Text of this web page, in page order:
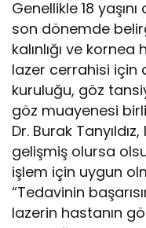
Genellikle 18
son dönemde
kalınlığı ve
lazer cerrahisi için
kuruluğu, göz
göz muayenesi
Dr. Burak
gelişmiş olursa
işlem için uygun
“Tedavinin
lazerin hastanın